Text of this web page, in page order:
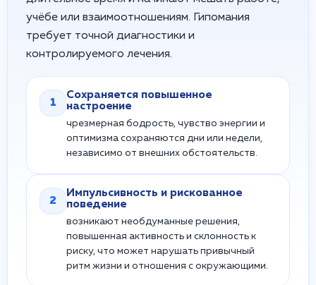
учёбе или взаимоотношениям. Гипомания
требует точной диагностики и
контролируемого лечения.
1
Сохраняется повышенное
настроение
чрезмерная бодрость, чувство энергии и
оптимизма сохраняются дни или недели,
независимо от внешних обстоятельств.
2
Импульсивность и рискованное
поведение
возникают необдуманные решения,
повышенная активность и склонность к
риску, что может нарушать привычный
ритм жизни и отношения с окружающими.